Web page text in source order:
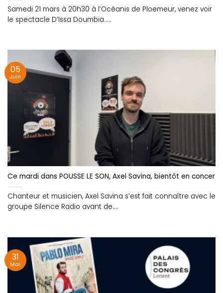
Samedi 21 mars à 20h30 à l’Océanis de Ploemeur, venez voir
le spectacle D’Issa Doumbia.....
Ce mardi dans POUSSE LE SON, Axel Savina, bientôt en concert !
Chanteur et musicien, Axel Savina s’est fait connaître avec le
groupe Silence Radio avant de....
05
Juin
31
Mai